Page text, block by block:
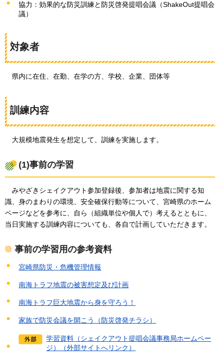
協力：効果的な防災訓練と防災啓発提唱会議（ShakeOut提唱会
議）
対象者
県内に在住、在勤、在学の方、学校、企業、団体等
訓練内容
大規模地震発生を想定して、訓練を実施します。
(1)事前の学習
みやざき シェイクアウト参加登録後、参加者は地震に関する知
識、身のまわりの環境、安全確保行動等について、宮崎県のホーム
ページなどを参考に、自ら（組織単位や個人で）考えるとともに、
当日実施する訓練内容についても、各自で計画していただきます。
事前の学習用の参考資料
宮崎県防災・危機管理情報
南海トラフ地震の被害想定及び計画
南海トラフ巨大地震から身を守ろう！
家族で防災会議を開こう（防災啓発チラシ）
学習資料（シェイクアウト提唱会議事務局ホームペー
ジ）（外部サイトへリンク）